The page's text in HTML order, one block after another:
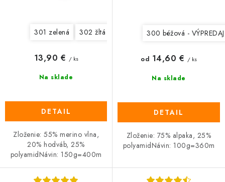
301 zelená 302 žltá 305 hnedá
Na sklade
13,90 € / ks
DETAIL
Zloženie: 55% merino vlna,
20% hodváb, 25%
polyamidNávin: 150g=400m
300 béžová - VÝPREDAJ
Na sklade
od 14,60 € / ks
DETAIL
Zloženie: 75% alpaka, 25%
polyamidNávin: 100g=360m